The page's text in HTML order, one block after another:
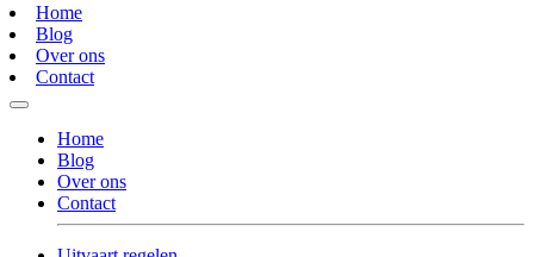
Home
Blog
Over ons
Contact
Home
Blog
Over ons
Contact